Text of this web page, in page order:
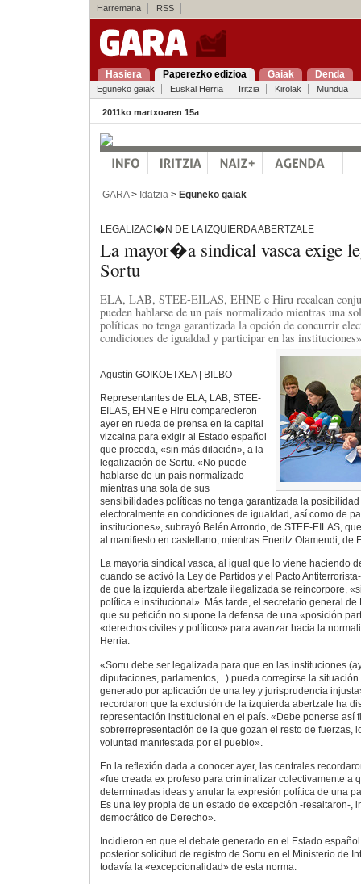
Harremana RSS
Hasiera Paperezko edizioa Gaiak Denda
Eguneko gaiak Euskal Herria Iritzia Kirolak Mundua
2011ko martxoaren 15a
GARA> Idatzia > Eguneko gaiak
LEGALIZACI�N DE LA IZQUIERDA ABERTZALE
La mayor�a sindical vasca exige
Sortu
ELA, LAB, STEE-EILAS, EHNE e Hiru recalcan
pueden hablarse de un país normalizado mientras una
políticas no tenga garantizada la opción de concurrir
condiciones de igualdad y participar en las instituciones»
Agustín GOIKOETXEA | BILBO
Representantes de ELA, LAB, STEE-
EILAS, EHNE e Hiru comparecieron
ayer en rueda de prensa en la capital
vizcaina para exigir al Estado español
que proceda, «sin más dilación», a la
legalización de Sortu. «No puede
hablarse de un país normalizado
mientras una sola de sus
sensibilidades políticas no tenga garantizada la
electoralmente en condiciones de igualdad, así como de
instituciones», subrayó Belén Arrondo, de STEE-EILAS,
al manifiesto en castellano, mientras Eneritz Otamendi, de
La mayoría sindical vasca, al igual que lo viene haciendo
cuando se activó la Ley de Partidos y el Pacto
de que la izquierda abertzale ilegalizada se reincorpore,
política e institucional». Más tarde, el secretario general de
que su petición no supone la defensa de una «posición
«derechos civiles y políticos» para avanzar hacia la
Herria.
«Sortu debe ser legalizada para que en las instituciones
diputaciones, parlamentos,...) pueda corregirse la
generado por aplicación de una ley y jurisprudencia
recordaron que la exclusión de la izquierda abertzale ha
representación institucional en el país. «Debe ponerse así
sobrerrepresentación de la que gozan el resto de fuerzas,
voluntad manifestada por el pueblo».
En la reflexión dada a conocer ayer, las centrales
«fue creada ex profeso para criminalizar colectivamente a
determinadas ideas y anular la expresión política de una
Es una ley propia de un estado de excepción -resaltaron-,
democrático de Derecho».
Incidieron en que el debate generado en el Estado
posterior solicitud de registro de Sortu en el Ministerio de
todavía la «excepcionalidad» de esta norma.